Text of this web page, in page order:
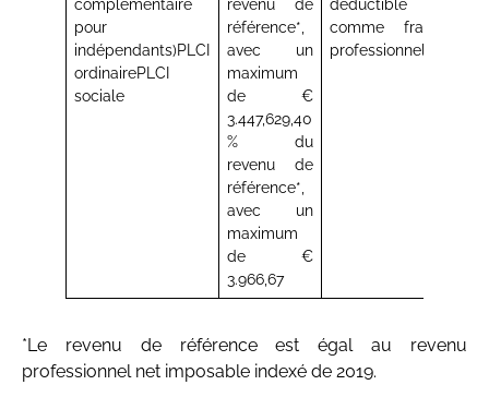
complémentaire
pour
indépendants)PLCI
ordinairePLCI
sociale
revenu de
référence*,
avec un
maximum
de €
3.447,629,40
% du
revenu de
référence*,
avec un
maximum
de €
3.966,67
déductible
comme frais
professionnels
*Le revenu de référence est égal au revenu
professionnel net imposable indexé de 2019.